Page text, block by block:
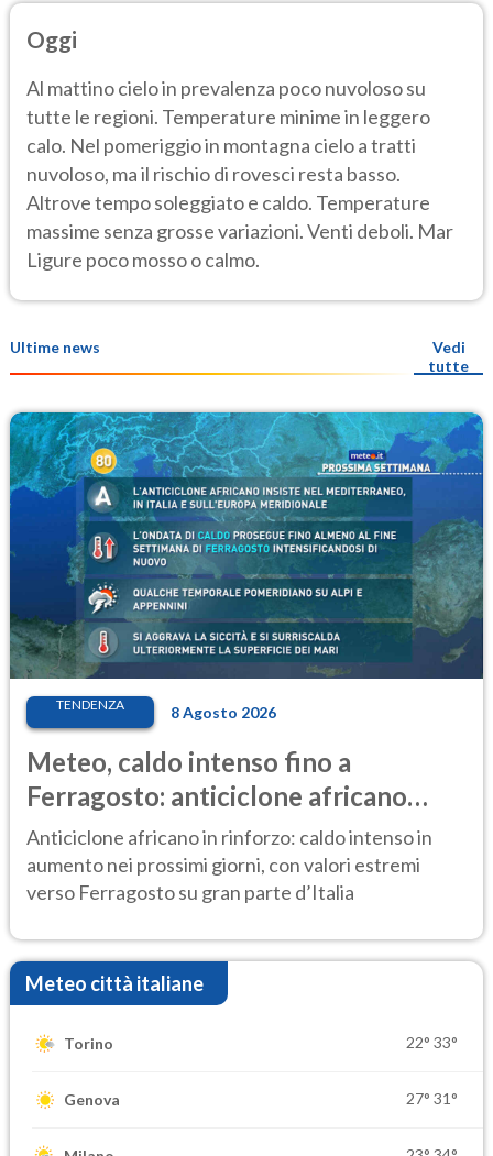
Oggi
Al mattino cielo in prevalenza poco nuvoloso su
tutte le regioni. Temperature minime in leggero
calo. Nel pomeriggio in montagna cielo a tratti
nuvoloso, ma il rischio di rovesci resta basso.
Altrove tempo soleggiato e caldo. Temperature
massime senza grosse variazioni. Venti deboli. Mar
Ligure poco mosso o calmo.
Ultime news
Vedi
tutte
TENDENZA 8 Agosto 2026
Meteo, caldo intenso fino a
Ferragosto: anticiclone africano
ancora protagonista
Anticiclone africano in rinforzo: caldo intenso in
aumento nei prossimi giorni, con valori estremi
verso Ferragosto su gran parte d’Italia
Meteo città italiane
Torino 22° 33°
Genova 27° 31°